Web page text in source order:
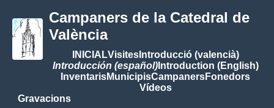
Campaners de la Catedral de
València
INICIALVisitesIntroducció (valencià)
Introducción (español)Introduction (English)
InventarisMunicipisCampanersFonedors
Vídeos
Gravacions